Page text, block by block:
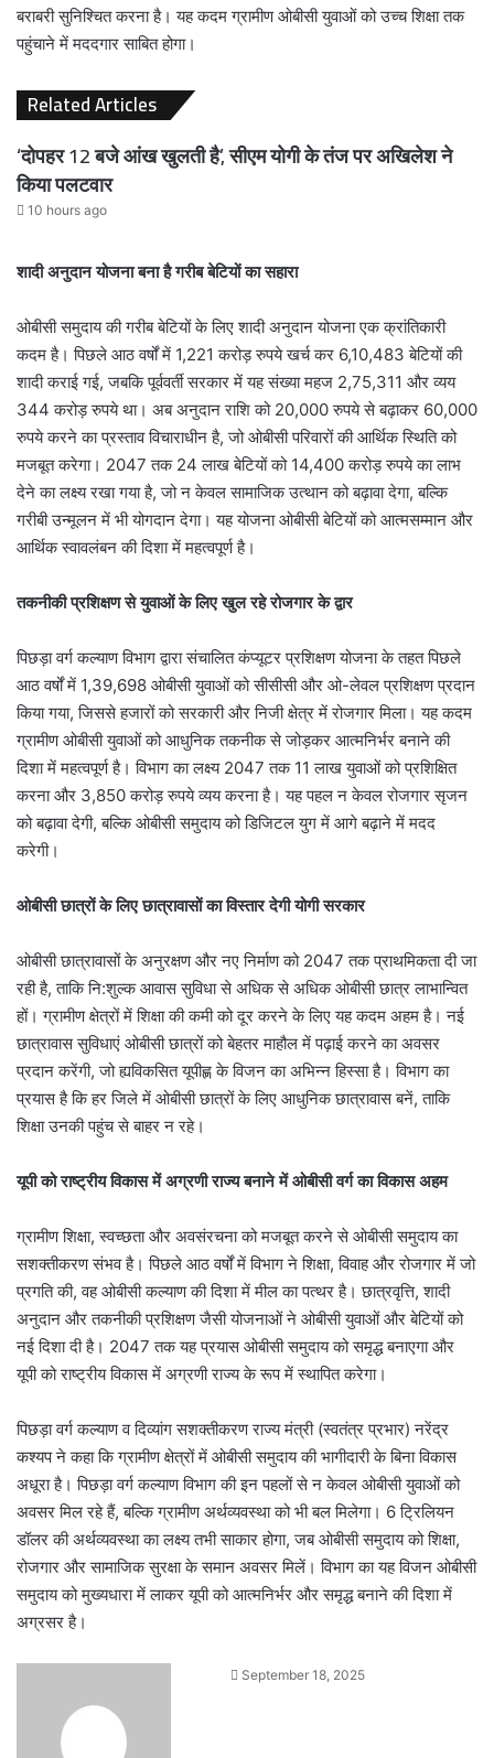
बराबरी सुनिश्चित करना है। यह कदम ग्रामीण ओबीसी युवाओं को उच्च शिक्षा तक
पहुंचाने में मददगार साबित होगा।
Related Articles
‘दोपहर 12 बजे आंख खुलती है’, सीएम योगी के तंज पर अखिलेश ने
किया पलटवार
10 hours ago
शादी अनुदान योजना बना है गरीब बेटियों का सहारा
ओबीसी समुदाय की गरीब बेटियों के लिए शादी अनुदान योजना एक क्रांतिकारी
कदम है। पिछले आठ वर्षों में 1,221 करोड़ रुपये खर्च कर 6,10,483 बेटियों की
शादी कराई गई, जबकि पूर्ववर्ती सरकार में यह संख्या महज 2,75,311 और व्यय
344 करोड़ रुपये था। अब अनुदान राशि को 20,000 रुपये से बढ़ाकर 60,000
रुपये करने का प्रस्ताव विचाराधीन है, जो ओबीसी परिवारों की आर्थिक स्थिति को
मजबूत करेगा। 2047 तक 24 लाख बेटियों को 14,400 करोड़ रुपये का लाभ
देने का लक्ष्य रखा गया है, जो न केवल सामाजिक उत्थान को बढ़ावा देगा, बल्कि
गरीबी उन्मूलन में भी योगदान देगा। यह योजना ओबीसी बेटियों को आत्मसम्मान और
आर्थिक स्वावलंबन की दिशा में महत्वपूर्ण है।
तकनीकी प्रशिक्षण से युवाओं के लिए खुल रहे रोजगार के द्वार
पिछड़ा वर्ग कल्याण विभाग द्वारा संचालित कंप्यूटर प्रशिक्षण योजना के तहत पिछले
आठ वर्षों में 1,39,698 ओबीसी युवाओं को सीसीसी और ओ-लेवल प्रशिक्षण प्रदान
किया गया, जिससे हजारों को सरकारी और निजी क्षेत्र में रोजगार मिला। यह कदम
ग्रामीण ओबीसी युवाओं को आधुनिक तकनीक से जोड़कर आत्मनिर्भर बनाने की
दिशा में महत्वपूर्ण है। विभाग का लक्ष्य 2047 तक 11 लाख युवाओं को प्रशिक्षित
करना और 3,850 करोड़ रुपये व्यय करना है। यह पहल न केवल रोजगार सृजन
को बढ़ावा देगी, बल्कि ओबीसी समुदाय को डिजिटल युग में आगे बढ़ाने में मदद
करेगी।
ओबीसी छात्रों के लिए छात्रावासों का विस्तार देगी योगी सरकार
ओबीसी छात्रावासों के अनुरक्षण और नए निर्माण को 2047 तक प्राथमिकता दी जा
रही है, ताकि नि:शुल्क आवास सुविधा से अधिक से अधिक ओबीसी छात्र लाभान्वित
हों। ग्रामीण क्षेत्रों में शिक्षा की कमी को दूर करने के लिए यह कदम अहम है। नई
छात्रावास सुविधाएं ओबीसी छात्रों को बेहतर माहौल में पढ़ाई करने का अवसर
प्रदान करेंगी, जो ह्यविकसित यूपीह्ण के विजन का अभिन्न हिस्सा है। विभाग का
प्रयास है कि हर जिले में ओबीसी छात्रों के लिए आधुनिक छात्रावास बनें, ताकि
शिक्षा उनकी पहुंच से बाहर न रहे।
यूपी को राष्ट्रीय विकास में अग्रणी राज्य बनाने में ओबीसी वर्ग का विकास अहम
ग्रामीण शिक्षा, स्वच्छता और अवसंरचना को मजबूत करने से ओबीसी समुदाय का
सशक्तीकरण संभव है। पिछले आठ वर्षों में विभाग ने शिक्षा, विवाह और रोजगार में जो
प्रगति की, वह ओबीसी कल्याण की दिशा में मील का पत्थर है। छात्रवृत्ति, शादी
अनुदान और तकनीकी प्रशिक्षण जैसी योजनाओं ने ओबीसी युवाओं और बेटियों को
नई दिशा दी है। 2047 तक यह प्रयास ओबीसी समुदाय को समृद्ध बनाएगा और
यूपी को राष्ट्रीय विकास में अग्रणी राज्य के रूप में स्थापित करेगा।
पिछड़ा वर्ग कल्याण व दिव्यांग सशक्तीकरण राज्य मंत्री (स्वतंत्र प्रभार) नरेंद्र
कश्यप ने कहा कि ग्रामीण क्षेत्रों में ओबीसी समुदाय की भागीदारी के बिना विकास
अधूरा है। पिछड़ा वर्ग कल्याण विभाग की इन पहलों से न केवल ओबीसी युवाओं को
अवसर मिल रहे हैं, बल्कि ग्रामीण अर्थव्यवस्था को भी बल मिलेगा। 6 ट्रिलियन
डॉलर की अर्थव्यवस्था का लक्ष्य तभी साकार होगा, जब ओबीसी समुदाय को शिक्षा,
रोजगार और सामाजिक सुरक्षा के समान अवसर मिलें। विभाग का यह विजन ओबीसी
समुदाय को मुख्यधारा में लाकर यूपी को आत्मनिर्भर और समृद्ध बनाने की दिशा में
अग्रसर है।
SendSeptember 18, 2025